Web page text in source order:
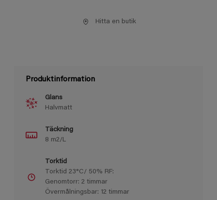
Hitta en butik
Produktinformation
Glans
Halvmatt
Täckning
8 m2/L
Torktid
Torktid 23°C/ 50% RF:
Genomtorr: 2 timmar
Övermålningsbar: 12 timmar